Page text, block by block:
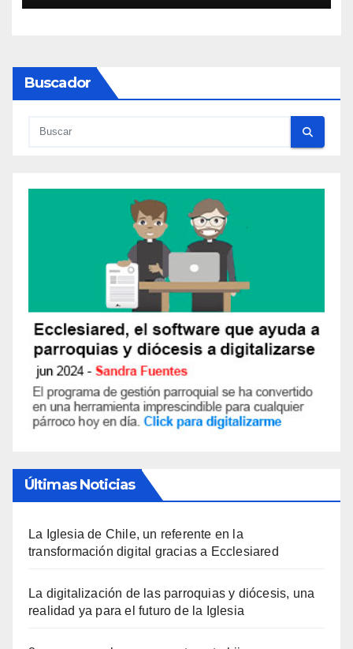
Buscador
Últimas Noticias
La Iglesia de Chile, un referente en la
transformación digital gracias a Ecclesiared
La digitalización de las parroquias y diócesis, una
realidad ya para el futuro de la Iglesia